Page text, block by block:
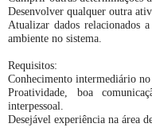
Desenvolver qualquer outra
Atualizar dados relacionados
ambiente no sistema.
Requisitos:
Conhecimento intermediário no
Proatividade, boa
interpessoal.
Desejável experiência na área